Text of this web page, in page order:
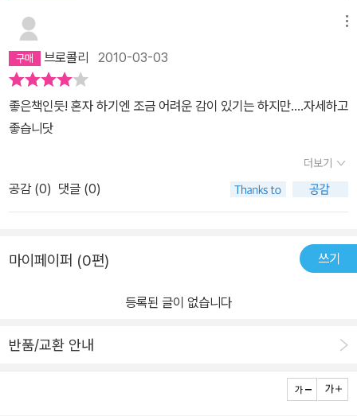
브로콜리 2010-03-03
좋은책인듯! 혼자 하기엔 조금 어려운 감이 있기는 하지만....자세하고
좋습니닷
더보기
공감 (0) 댓글 (0)
마이페이퍼 (0편) 쓰기
등록된 글이 없습니다
반품/교환 안내